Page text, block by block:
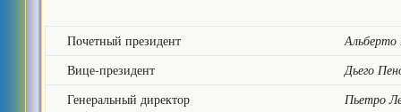
Почетный президент
Альберто
Вице-президент
Дьего
Генеральный директор
Пьетро